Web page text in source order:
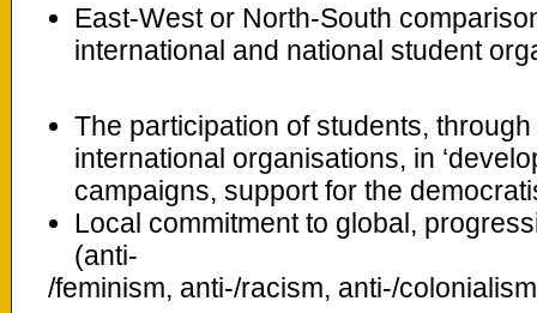
East-West or North-South
international and national student
The participation of students,
international organisations, in
campaigns, support for the
Local commitment to global,
(anti-
/feminism, anti-/racism, anti-/